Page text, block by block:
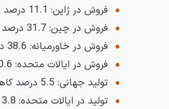
فروش در ژاپن: 11.1 درصد افزایش
فروش در چین: 31.7 درصد کاهش
فروش در خاورمیانه: 38.6 درصد کاهش
فروش در ایالات متحده: 0.6 درصد کاهش
تولید جهانی: 5.5 درصد کاهش سالانه
تولید در ایالات متحده: 3.8 درصد کاهش